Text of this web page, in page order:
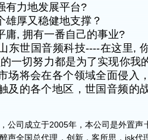
有力地发展平台?
雄厚又稳健地支撑？
庸, 拥有一番自己的事业?
世国音频科技----在这里,
一切努力都是为了实现你我
场将会在各个领域全面侵入
及的各个地区，世国音频的
公司成立于2005年，本公司是外置声
声全国总代理，创新，客所思， isk代